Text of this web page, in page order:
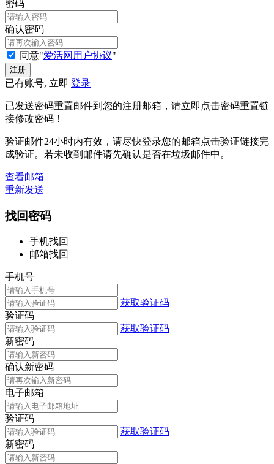
密码
确认密码
同意"爱活网用户协议"
已有账号, 立即 登录
已发送密码重置邮件到您的注册邮箱，请立即点击密码重置链
接修改密码！
验证邮件24小时内有效，请尽快登录您的邮箱点击验证链接完
成验证。若未收到邮件请先确认是否在垃圾邮件中。
查看邮箱
重新发送
找回密码
手机找回
邮箱找回
手机号
获取验证码
验证码
获取验证码
新密码
确认新密码
电子邮箱
验证码
获取验证码
新密码